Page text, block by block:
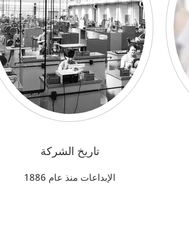
تاريخ الشركة
الإبداعات منذ عام 1886